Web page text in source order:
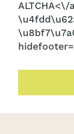
CAPTCHA
ALTCHA<\/